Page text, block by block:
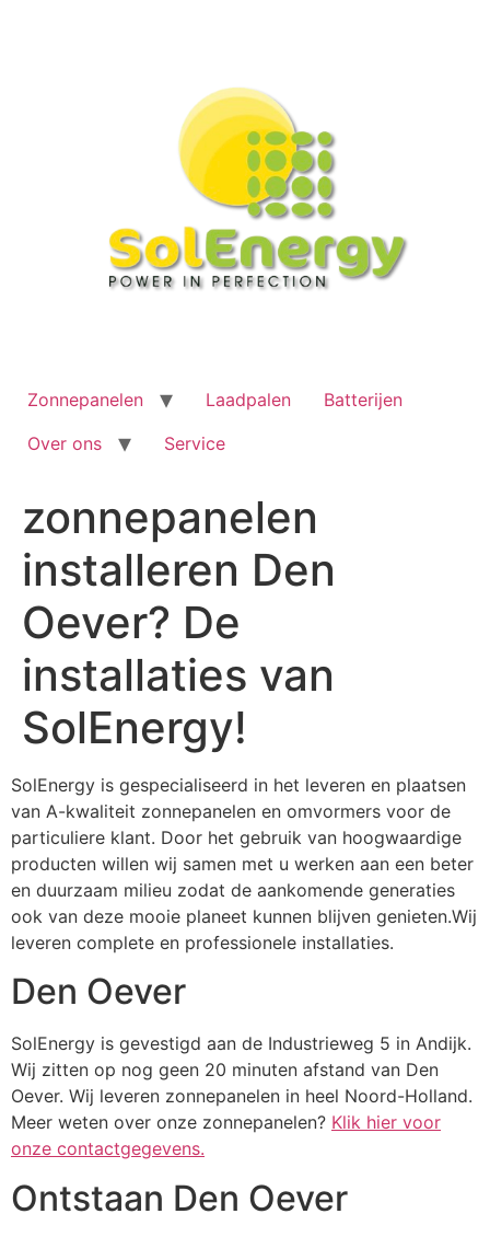
Zonnepanelen Laadpalen
Batterijen
Over ons
Service
zonnepanelen
installeren Den
Oever? De
installaties van
SolEnergy!
SolEnergy is gespecialiseerd in het leveren en plaatsen
van A-kwaliteit zonnepanelen en omvormers voor de
particuliere klant. Door het gebruik van hoogwaardige
producten willen wij samen met u werken aan een beter
en duurzaam milieu zodat de aankomende generaties
ook van deze mooie planeet kunnen blijven genieten.Wij
leveren complete en professionele installaties.
Den Oever
SolEnergy is gevestigd aan de Industrieweg 5 in Andijk.
Wij zitten op nog geen 20 minuten afstand van Den
Oever. Wij leveren zonnepanelen in heel Noord-Holland.
Meer weten over onze zonnepanelen? Klik hier voor
onze contactgegevens.
Ontstaan Den Oever